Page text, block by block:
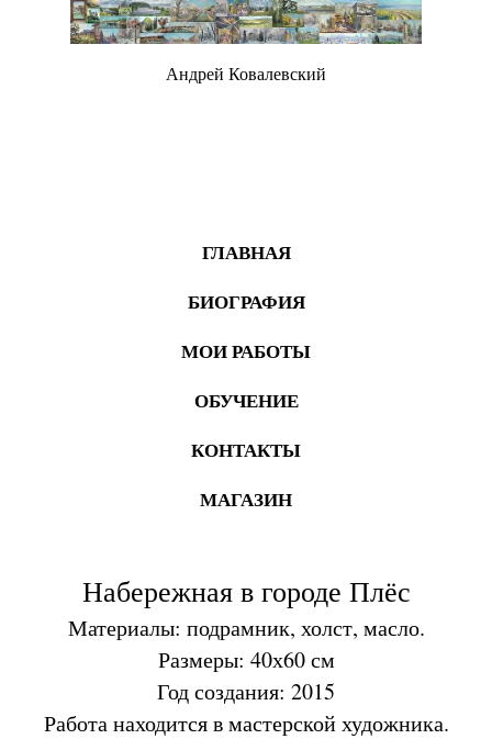
Андрей Ковалевский
ГЛАВНАЯ
БИОГРАФИЯ
МОИ РАБОТЫ
ОБУЧЕНИЕ
КОНТАКТЫ
МАГАЗИН
Набережная в городе Плёс
Материалы: подрамник, холст, масло.
Размеры: 40х60 см
Год создания: 2015
Работа находится в мастерской художника.